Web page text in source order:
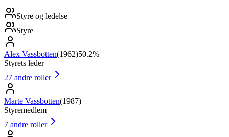
Styre og ledelse
Styre
Alex Vassbotten(1962)50.2%
Styrets leder
27 andre roller
Marte Vassbotten(1987)
Styremedlem
7 andre roller